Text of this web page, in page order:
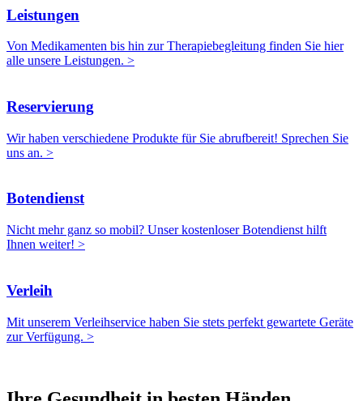
Leistungen
Von Medikamenten bis hin zur Therapiebegleitung finden Sie hier
alle unsere Leistungen. >
Reservierung
Wir haben verschiedene Produkte für Sie abrufbereit! Sprechen Sie
uns an. >
Botendienst
Nicht mehr ganz so mobil? Unser kostenloser Botendienst hilft
Ihnen weiter! >
Verleih
Mit unserem Verleihservice haben Sie stets perfekt gewar­tete Geräte
zur Verfügung. >